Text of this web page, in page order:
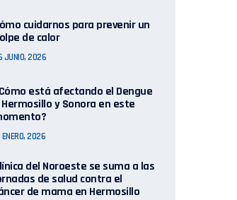
cuidarnos para prevenir un
de calor
JUNIO, 2026
está afectando el Dengue
y Sonora en este
ENERO, 2026
del Noroeste se suma a las
de salud contra el
de mama en Hermosillo